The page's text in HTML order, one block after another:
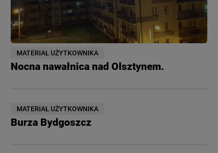
MATERIAŁ UŻYTKOWNIKA
Nocna nawałnica nad Olsztynem.
MATERIAŁ UŻYTKOWNIKA
Burza Bydgoszcz